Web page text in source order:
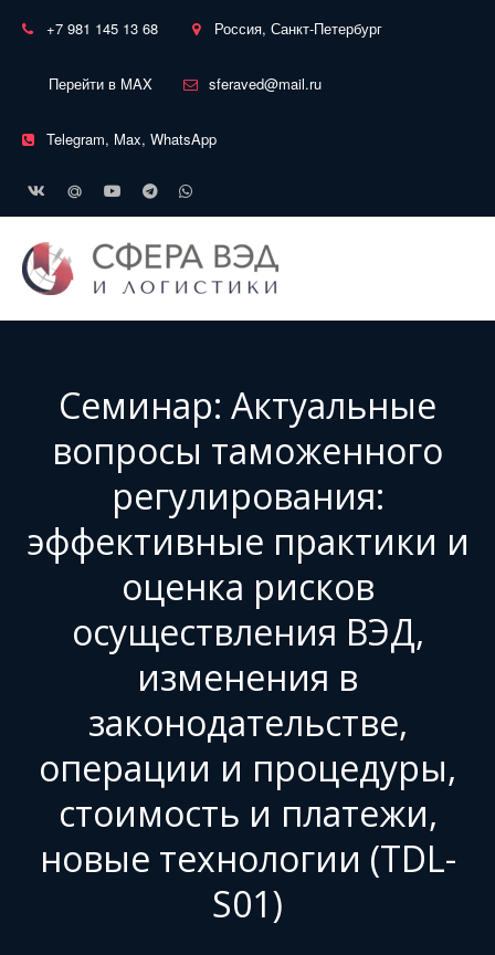
+7 981 145 13 68 Россия, Санкт-Петербург
Перейти в MAX sferaved@mail.ru
Telegram, Max, WhatsApp
Семинар: Актуальные
вопросы таможенного
регулирования:
эффективные практики и
оценка рисков
осуществления ВЭД,
изменения в
законодательстве,
операции и процедуры,
стоимость и платежи,
новые технологии (TDL-
S01)